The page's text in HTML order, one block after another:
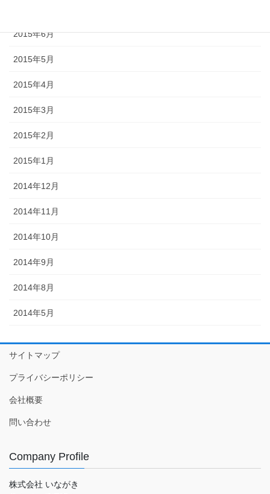
2015年6月
2015年5月
2015年4月
2015年3月
2015年2月
2015年1月
2014年12月
2014年11月
2014年10月
2014年9月
2014年8月
2014年5月
サイトマップ
プライバシーポリシー
会社概要
問い合わせ
Company Profile
株式会社 いながき